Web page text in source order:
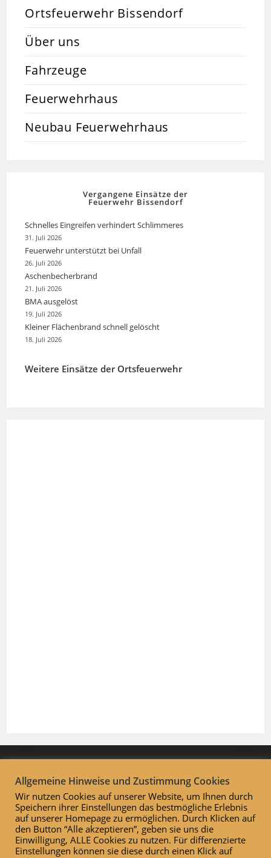
Ortsfeuerwehr Bissendorf
Über uns
Fahrzeuge
Feuerwehrhaus
Neubau Feuerwehrhaus
Vergangene Einsätze der
Feuerwehr Bissendorf
Schnelles Eingreifen verhindert Schlimmeres
31. Juli 2026
Feuerwehr unterstützt bei Unfall
26. Juli 2026
Aschenbecherbrand
21. Juli 2026
BMA ausgelöst
19. Juli 2026
Kleiner Flächenbrand schnell gelöscht
18. Juli 2026
Weitere Einsätze der Ortsfeuerwehr
Allgemeine Hinweise und Zustimmung Cookies
Wir nutzen Cookies auf unserer Website, um Ihnen durch
Speichern ihrer Einstellungen das bestmögliche Erlebnis
auf unserer Homepage zu ermöglichen. Durch Klicken auf
den Button “Alle akzeptieren”, geben sie uns die
Einwilligung, ALLE Cookies zu nutzen. Für differenzierte
Einstellungen können sie diese durch einen Klick auf